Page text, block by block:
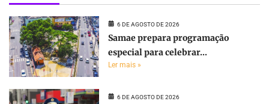
6 DE AGOSTO DE 2026
Samae prepara programação
especial para celebrar...
Ler mais »
6 DE AGOSTO DE 2026